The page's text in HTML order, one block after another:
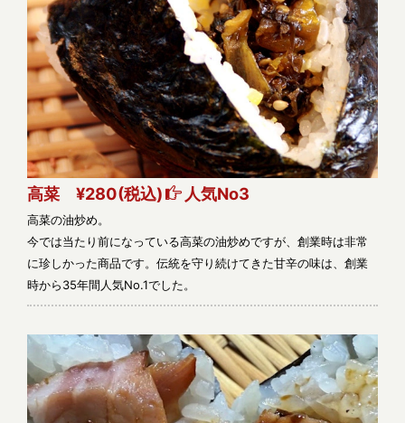
高菜 ¥280(税込) 人気No3
高菜の油炒め。
今では当たり前になっている高菜の油炒めですが、創業時は非常
に珍しかった商品です。伝統を守り続けてきた甘辛の味は、創業
時から35年間人気No.1でした。